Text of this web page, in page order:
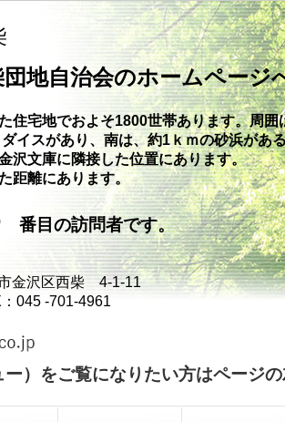
地自治会のホームページ
住宅地でおよそ1800世帯あります。周囲
イスがあり、南は、約1ｋｍの砂浜があ
沢文庫に隣接した位置にあります。
距離にあります。
番目の訪問者です。
金沢区西柴 4-1-11
045 -701-4961
）をご覧になりたい方はページ